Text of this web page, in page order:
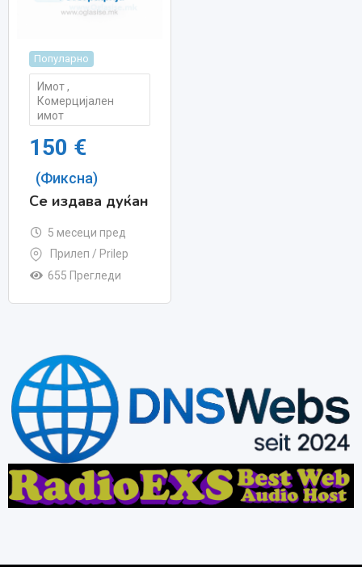
Популарно
Имот,
Комерцијален
имот
150 €
(Фиксна)
Се издава дуќан
5 месеци пред
Прилеп / Prilep
655 Прегледи